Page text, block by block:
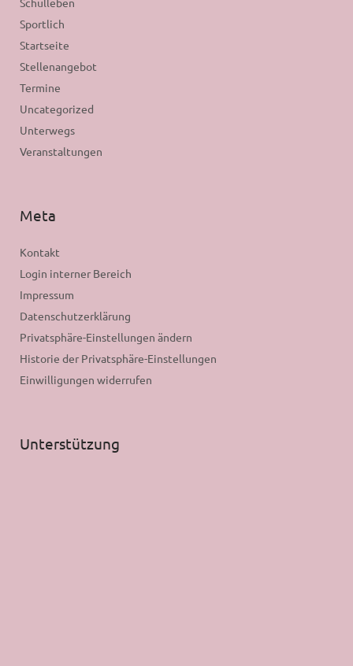
Sportlich
Startseite
Stellenangebot
Termine
Uncategorized
Unterwegs
Veranstaltungen
Meta
Kontakt
Login interner Bereich
Impressum
Datenschutzerklärung
Privatsphäre-Einstellungen ändern
Historie der Privatsphäre-Einstellungen
Einwilligungen widerrufen
Unterstützung